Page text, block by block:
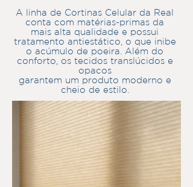
A linha de Cortinas Celular da Real
conta com matérias-primas da
mais alta qualidade e possui
tratamento antiestático, o que inibe
o acúmulo de poeira. Além do
conforto, os tecidos translúcidos e
opacos
garantem um produto moderno e
cheio de estilo.